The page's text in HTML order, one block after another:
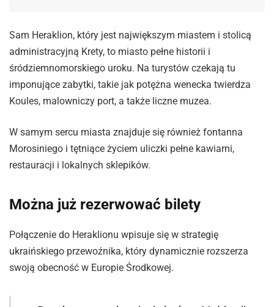
Sam Heraklion, który jest największym miastem i stolicą
administracyjną Krety, to miasto pełne historii i
śródziemnomorskiego uroku. Na turystów czekają tu
imponujące zabytki, takie jak potężna wenecka twierdza
Koules, malowniczy port, a także liczne muzea.
W samym sercu miasta znajduje się również fontanna
Morosiniego i tętniące życiem uliczki pełne kawiarni,
restauracji i lokalnych sklepików.
Można już rezerwować bilety
Połączenie do Heraklionu wpisuje się w strategię
ukraińskiego przewoźnika, który dynamicznie rozszerza
swoją obecność w Europie Środkowej.